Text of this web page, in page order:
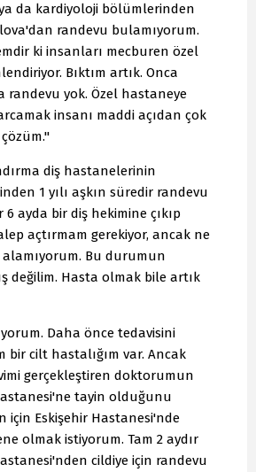
da kardiyoloji bölümlerinden
randevu bulamıyorum.
ki insanları mecburen özel
Bıktım artık. Onca
randevu yok. Özel hastaneye
insanı maddi açıdan çok
diş hastanelerinin
1 yılı aşkın süredir randevu
ayda bir diş hekimine çıkıp
açtırmam gerekiyor, ancak ne
alamıyorum. Bu durumun
değilim. Hasta olmak bile artık
Daha önce tedavisini
bir cilt hastalığım var. Ancak
gerçekleştiren doktorumun
tayin olduğunu
için Eskişehir Hastanesi'nde
olmak istiyorum. Tam 2 aydır
cildiye için randevu